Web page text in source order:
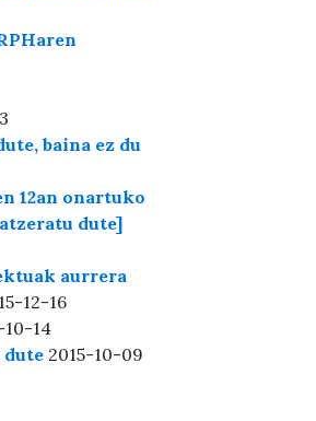
baina ez du
12an onartuko
dute]
aurrera
12-16
10-14
dute 2015-10-09